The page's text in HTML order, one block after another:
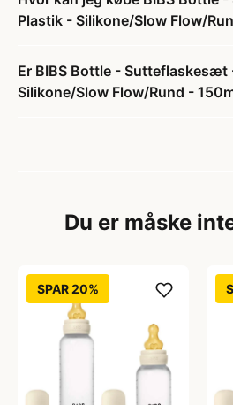
Plastik - Silikone/Slow Flow/
Er BIBS Bottle - Sutteflaskesæt
Silikone/Slow Flow/Rund -
Du er måske
SPAR 20%